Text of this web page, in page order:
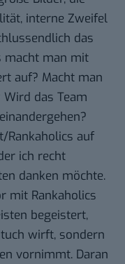
interne Zweifel
das
macht man mit
auf? Macht man
das Team
Rankaholics auf
ich recht
danken möchte.
mit Rankaholics
begeistert,
wirft, sondern
vornimmt. Daran